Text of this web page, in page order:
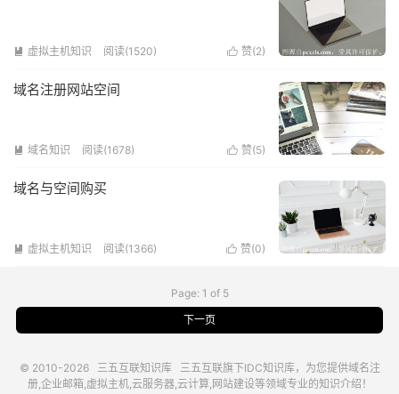
 虚拟主机知识 阅读(1520)  赞(2)
域名注册网站空间
 域名知识 阅读(1678)  赞(5)
域名与空间购买
 虚拟主机知识 阅读(1366)  赞(0)
Page: 1 of 5
下一页
© 2010-2026 三五互联知识库 三五互联旗下IDC知识库，为您提供域名注
册,企业邮箱,虚拟主机,云服务器,云计算,网站建设等领域专业的知识介绍！